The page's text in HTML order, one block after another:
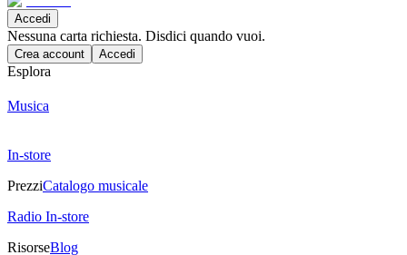
Accedi
Nessuna carta richiesta. Disdici quando vuoi.
Crea account Accedi
Esplora
Musica
In-store
PrezziCatalogo musicale
Radio In-store
RisorseBlog